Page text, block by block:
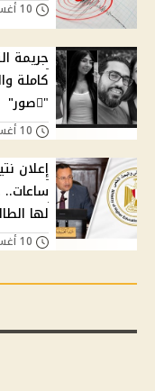
جريمة
كاملة
"ًصور"
ساعات..
لها